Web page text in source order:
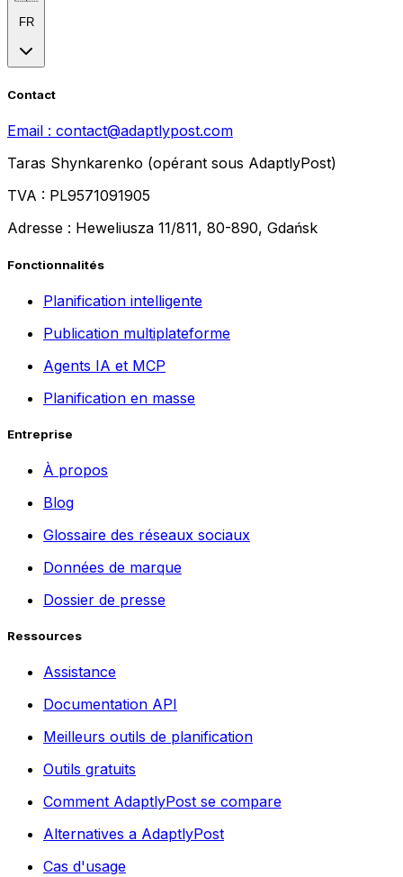
FR
Contact
Email : contact@adaptlypost.com
Taras Shynkarenko (opérant sous AdaptlyPost)
TVA : PL9571091905
Adresse : Heweliusza 11/811, 80-890, Gdańsk
Fonctionnalités
Planification intelligente
Publication multiplateforme
Agents IA et MCP
Planification en masse
Entreprise
À propos
Blog
Glossaire des réseaux sociaux
Données de marque
Dossier de presse
Ressources
Assistance
Documentation API
Meilleurs outils de planification
Outils gratuits
Comment AdaptlyPost se compare
Alternatives a AdaptlyPost
Cas d'usage